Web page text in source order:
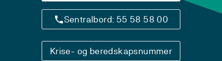
Sentralbord: 55 58 58 00
Krise- og beredskapsnummer